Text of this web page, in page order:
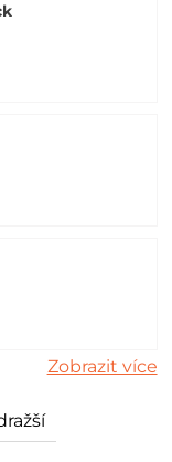
Zobrazit více